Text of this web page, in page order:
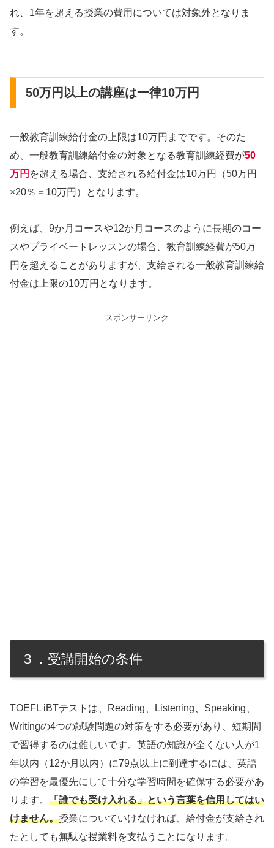
れ、1年を超える授業の費用については対象外となりま
す。
50万円以上の講座は一律10万円
一般教育訓練給付金の上限は10万円までです。そのた
め、一般教育訓練給付金の対象となる教育訓練経費が50
万円 を超える場合、支給される給付金は10万円（50万円
×20％＝10万円）となります。
例えば、9か月コースや12か月コースのように長期のコー
スやプライベートレッスンの場合、教育訓練経費が50万
円を超えることがありますが、支給される一般教育訓練給
付金は上限の10万円となります。
スポンサーリンク
３．受講開始の条件
TOEFL iBTテストは、Reading、Listening、Speaking、
Writingの4つの試験問題の対策をする必要があり、短期間
で習得するのは難しいです。英語の知識が全くない人が1
年以内（12か月以内）に79点以上に到達するには、英語
の学習を最優先にして十分な学習時間を確保する必要があ
ります。 「誰でも受け入れる」という言葉を信用してはい
けません。授業についていけなければ、給付金が支給され
たとしても無駄な授業料を支払うことになります。